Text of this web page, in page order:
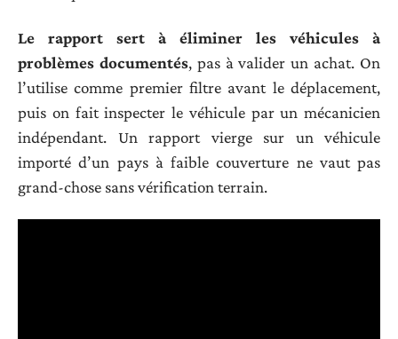
Le rapport sert à éliminer les véhicules à
problèmes documentés, pas à valider un achat. On
l’utilise comme premier filtre avant le déplacement,
puis on fait inspecter le véhicule par un mécanicien
indépendant. Un rapport vierge sur un véhicule
importé d’un pays à faible couverture ne vaut pas
grand-chose sans vérification terrain.